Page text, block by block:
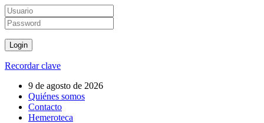
Recordar clave
9 de agosto de 2026
Quiénes somos
Contacto
Hemeroteca